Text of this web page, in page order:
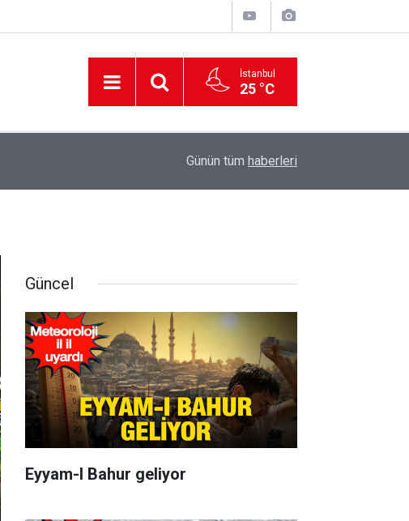
İstanbul
25 °C
İzmir 112’de Kan Donduran İddialar!
Günün tüm haberleri
Güncel
Eyyam-I Bahur geliyor